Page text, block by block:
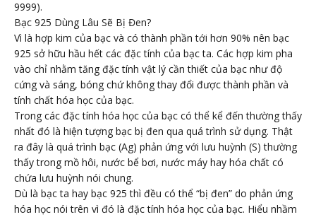
9999).
Bạc 925 Dùng Lâu Sẽ Bị Đen?
Vì là hợp kim của bạc và có thành phần tới hơn 90% nên bạc
925 sở hữu hầu hết các đặc tính của bạc ta. Các hợp kim pha
vào chỉ nhằm tăng đặc tính vật lý cần thiết của bạc như độ
cứng và sáng, bóng chứ không thay đổi được thành phần và
tính chất hóa học của bạc.
Trong các đặc tính hóa học của bạc có thể kể đến thường thấy
nhất đó là hiện tượng bạc bị đen qua quá trình sử dụng. Thật
ra đây là quá trình bạc (Ag) phản ứng với lưu huỳnh (S) thường
thấy trong mồ hôi, nước bể bơi, nước máy hay hóa chất có
chứa lưu huỳnh nói chung.
Dù là bạc ta hay bạc 925 thì đều có thể “bị đen” do phản ứng
hóa học nói trên vì đó là đặc tính hóa học của bạc. Hiểu nhầm